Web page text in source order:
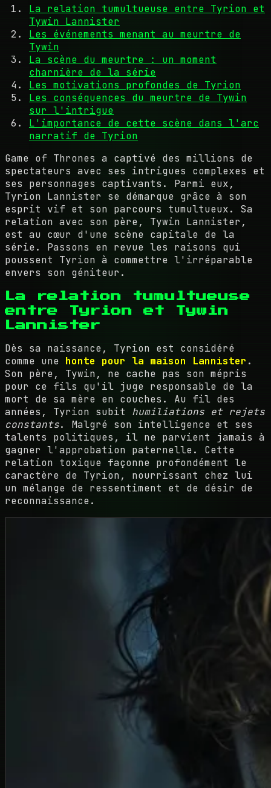
La relation tumultueuse entre Tyrion et
Tywin Lannister
Les événements menant au meurtre de
Tywin
La scène du meurtre : un moment
charnière de la série
Les motivations profondes de Tyrion
Les conséquences du meurtre de Tywin
sur l'intrigue
L'importance de cette scène dans l'arc
narratif de Tyrion
Game of Thrones a captivé des millions de
spectateurs avec ses intrigues complexes et
ses personnages captivants. Parmi eux,
Tyrion Lannister se démarque grâce à son
esprit vif et son parcours tumultueux. Sa
relation avec son père, Tywin Lannister,
est au cœur d'une scène capitale de la
série. Passons en revue les raisons qui
poussent Tyrion à commettre l'irréparable
envers son géniteur.
La relation tumultueuse
entre Tyrion et Tywin
Lannister
Dès sa naissance, Tyrion est considéré
comme une honte pour la maison Lannister .
Son père, Tywin, ne cache pas son mépris
pour ce fils qu'il juge responsable de la
mort de sa mère en couches. Au fil des
années, Tyrion subit humiliations et rejets
constants. Malgré son intelligence et ses
talents politiques, il ne parvient jamais à
gagner l'approbation paternelle. Cette
relation toxique façonne profondément le
caractère de Tyrion, nourrissant chez lui
un mélange de ressentiment et de désir de
reconnaissance.